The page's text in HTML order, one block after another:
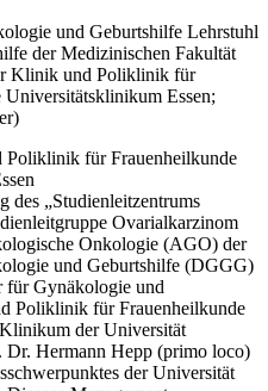
und Geburtshilfe Lehrstuhl
der Medizinischen Fakultät
Klinik und Poliklinik für
Essen;
für Frauenheilkunde
des „Studienleitzentrums
Ovarialkarzinom
Onkologie (AGO) der
und Geburtshilfe (DGGG)
für Gynäkologie und
Poliklinik für Frauenheilkunde
der Universität
Hermann Hepp (primo loco)
der Universität